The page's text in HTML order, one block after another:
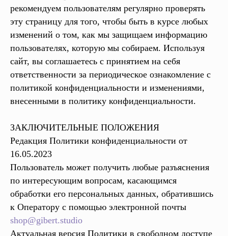
рекомендуем пользователям регулярно проверять
эту страницу для того, чтобы быть в курсе любых
изменений о том, как мы защищаем информацию
пользователях, которую мы собираем. Используя
сайт, вы соглашаетесь с принятием на себя
ответственности за периодическое ознакомление с
политикой конфиденциальности и изменениями,
внесенными в политику конфиденциальности.
ЗАКЛЮЧИТЕЛЬНЫЕ ПОЛОЖЕНИЯ
Редакция Политики конфиденциальности от
16.05.2023
Пользователь может получить любые разъяснения
по интересующим вопросам, касающимся
обработки его персональных данных, обратившись
к Оператору с помощью электронной почты
shop@gibert.studio
Актуальная версия Политики в свободном доступе